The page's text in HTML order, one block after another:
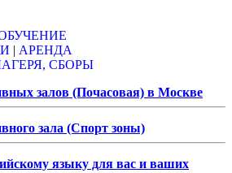
| АРЕНДА
СБОРЫ
залов (Почасовая) в Москве
зала (Спорт зоны)
языку для вас и ваших